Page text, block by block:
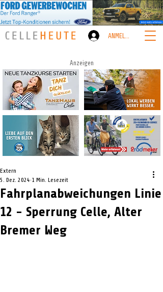
ANMELDEN
Anzeigen
Fahrplanabweichungen Linie
12 - Sperrung Celle, Alter
Bremer Weg
Extern
5. Dez. 2024 1 Min. Lesezeit